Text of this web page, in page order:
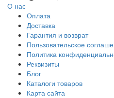
О нас
Оплата
Доставка
Гарантия и возврат
Пользовательское
Политика
Реквизиты
Блог
Каталоги товаров
Карта сайта